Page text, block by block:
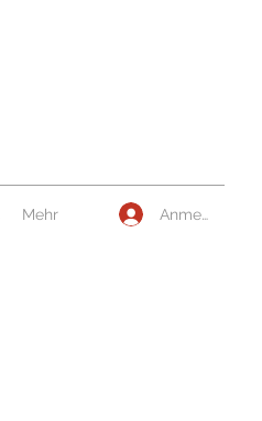
Mehr Anmelden